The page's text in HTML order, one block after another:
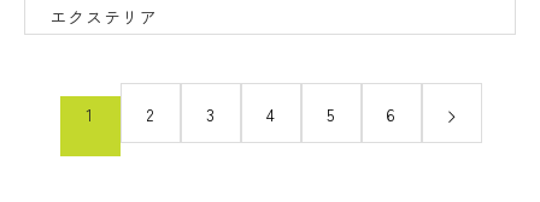
エクステリア
1 2 3 4 5 6